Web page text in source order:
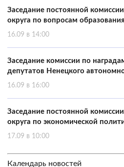
Заседание постоянной
округа по вопросам
16.09 в 14:00
Заседание комиссии по
депутатов Ненецкого
16.09 в 16:00
Заседание постоянной
округа по экономической
17.09 в 10:00
Календарь новостей